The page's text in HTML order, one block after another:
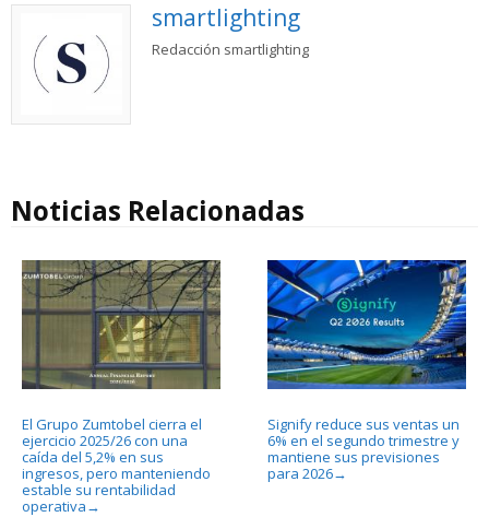
smartlighting
Redacción smartlighting
Noticias Relacionadas
El Grupo Zumtobel cierra el
ejercicio 2025/26 con una
caída del 5,2% en sus
ingresos, pero manteniendo
estable su rentabilidad
operativa →
Signify reduce sus ventas un
6% en el segundo trimestre y
mantiene sus previsiones
para 2026→